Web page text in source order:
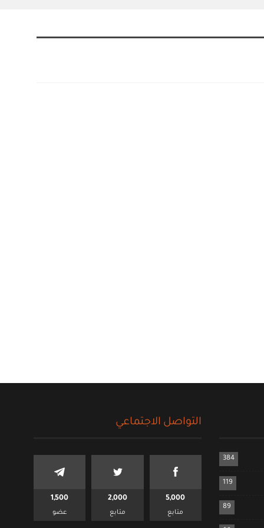
384
119
89
التواصل الاجتماعي
5,000
متابع
2,000
متابع
1,500
عضو